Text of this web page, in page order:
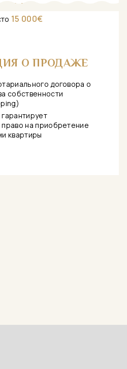
15 000€
О ПРОДАЖЕ
договора о
собственности
на приобретение
квартиры